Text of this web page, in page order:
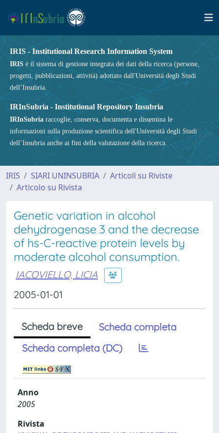
IRIS - Institutional Research Information System
IRIS è il sistema di gestione integrata dei dati della ricerca (persone,
progetti, pubblicazioni, attività) adottato dall'Università degli Studi
dell’Insubria.
IRInSubria - Institutional Repository Insubria
IRInSubria raccoglie, conserva, documenta e dissemina le
informazioni sulla produzione scientifica dell'Università degli Studi
dell’Insubria anche ai fini della valutazione della ricerca.
IRIS SIARI UNINSUBRIA
Articoli su Riviste
Articolo su Rivista
Genetic variation in alcohol
dehydrogenase 3 and the decrease
of hs-C-reactive protein levels by
moderate alcohol consumption.
IACOVIELLO, LICIA
2005-01-01
Scheda breve
Scheda completa
Scheda completa (DC)
Anno
2005
Rivista